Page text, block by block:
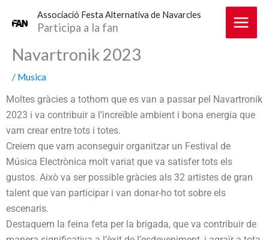
Associació Festa Alternativa de Navarcles
Participa a la fan
Navartronik 2023
/ Musica
Moltes gràcies a tothom que es van a passar pel Navartronik
2023 i va contribuir a l’increïble ambient i bona energia que
vam crear entre tots i totes.
Creiem que vam aconseguir organitzar un Festival de
Música Electrònica molt variat que va satisfer tots els
gustos. Això va ser possible gràcies als 32 artistes de gran
talent que van participar i van donar-ho tot sobre els
escenaris.
Destaquem la feina feta per la brigada, que va contribuir de